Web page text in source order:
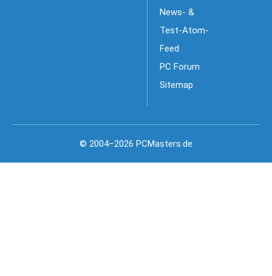
News- &
Test-Atom-
Feed
PC Forum
Sitemap
© 2004–2026 PCMasters.de